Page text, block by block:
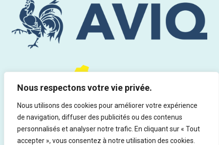
Nous respectons votre vie privée.
Nous utilisons des cookies pour améliorer votre expérience
de navigation, diffuser des publicités ou des contenus
personnalisés et analyser notre trafic. En cliquant sur « Tout
accepter », vous consentez à notre utilisation des cookies.